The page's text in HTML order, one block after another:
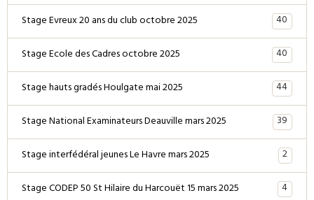
Stage Evreux 20 ans du club octobre 2025
40
Stage Ecole des Cadres octobre 2025
40
Stage hauts gradés Houlgate mai 2025
44
Stage National Examinateurs Deauville mars 2025
39
Stage interfédéral jeunes Le Havre mars 2025
2
Stage CODEP 50 St Hilaire du Harcouët 15 mars 2025
4